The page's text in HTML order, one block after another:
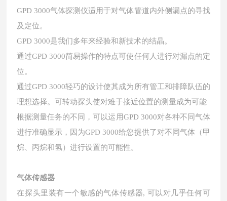
GPD 3000气体探测仪适用于对气体管道内外侧漏点的寻找
及定位。
GPD 3000是我们多年来经验和新技术的结晶。
通过GPD 3000简易操作的特点可使任何人进行对漏点的定
位。
通过GPD 3000轻巧的设计使其成为所有管工和排障队伍的
理想选择。可转动探头使对难于接近位置的测量成为可能
根据测量任务的不同，可以运用GPD 3000对各种不同气体
进行准确显示，因为GPD 3000给您提供了对不同气体（甲
烷、丙烷和氢）进行设置的可能性。
气体传感器
在探头里装有一个敏感的气体传感器, 可以对几乎任何可